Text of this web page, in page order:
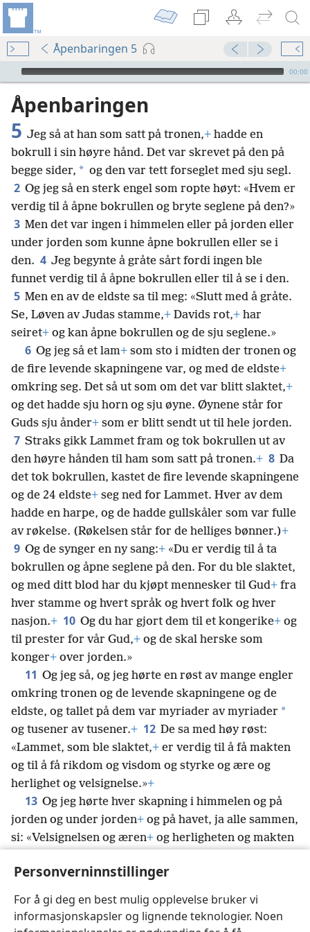
Personverninnstillinger
For å gi deg en best mulig opplevelse bruker vi
informasjonskapsler og lignende teknologier. Noen
Åpenbaringen 5
Audio Player
00:00
Åpenbaringen
5 Jeg så at han som satt på tronen,+ hadde en
bokrull i sin høyre hånd. Det var skrevet på den på
begge sider, * og den var tett forseglet med sju segl.
2 Og jeg så en sterk engel som ropte høyt: «Hvem er
verdig til å åpne bokrullen og bryte seglene på den?»
3 Men det var ingen i himmelen eller på jorden eller
under jorden som kunne åpne bokrullen eller se i
den. 4 Jeg begynte å gråte sårt fordi ingen ble
funnet verdig til å åpne bokrullen eller til å se i den.
5 Men en av de eldste sa til meg: «Slutt med å gråte.
Se, Løven av Judas stamme,+ Davids rot,+ har
seiret+ og kan åpne bokrullen og de sju seglene.»
6 Og jeg så et lam+ som sto i midten der tronen og
de fire levende skapningene var, og med de eldste+
omkring seg. Det så ut som om det var blitt slaktet,+
og det hadde sju horn og sju øyne. Øynene står for
Guds sju ånder+ som er blitt sendt ut til hele jorden.
7 Straks gikk Lammet fram og tok bokrullen ut av
den høyre hånden til ham som satt på tronen.+ 8 Da
det tok bokrullen, kastet de fire levende skapningene
og de 24 eldste+ seg ned for Lammet. Hver av dem
hadde en harpe, og de hadde gullskåler som var fulle
av røkelse. (Røkelsen står for de helliges bønner.)+
9 Og de synger en ny sang:+ «Du er verdig til å ta
bokrullen og åpne seglene på den. For du ble slaktet,
og med ditt blod har du kjøpt mennesker til Gud+ fra
hver stamme og hvert språk og hvert folk og hver
nasjon.+ 10 Og du har gjort dem til et kongerike+ og
til prester for vår Gud,+ og de skal herske som
konger+ over jorden.»
11 Og jeg så, og jeg hørte en røst av mange engler
omkring tronen og de levende skapningene og de
eldste, og tallet på dem var myriader av myriader *
og tusener av tusener.+ 12 De sa med høy røst:
«Lammet, som ble slaktet,+ er verdig til å få makten
og til å få rikdom og visdom og styrke og ære og
herlighet og velsignelse.»+
13 Og jeg hørte hver skapning i himmelen og på
jorden og under jorden+ og på havet, ja alle sammen,
si: «Velsignelsen og æren+ og herligheten og makten
tronen,+og Lammet.»+ 14 De fire levende
skapningene sa: «Amen!», og de eldste kastet seg ned
og tilba.